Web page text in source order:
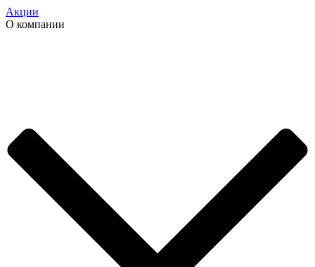
Акции
О компании